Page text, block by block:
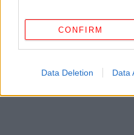
CONFIRM
Data Deletion Data